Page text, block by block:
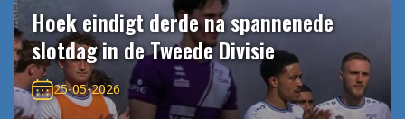
Hoek eindigt derde na spannenede
slotdag in de Tweede Divisie
25-05-2026